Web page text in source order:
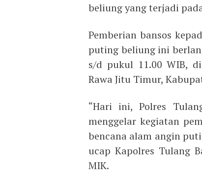
beliung yang terjadi
Pemberian bansos
puting beliung ini
s/d pukul 11.00 WIB,
Rawa Jitu Timur,
“Hari ini, Polres
menggelar kegiatan
bencana alam angin
ucap Kapolres Tulang
MIK.